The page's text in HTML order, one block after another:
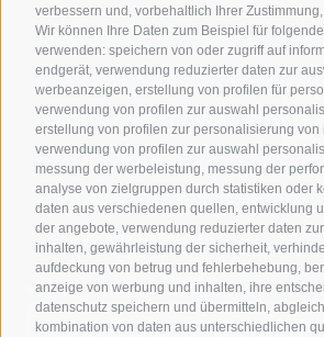
verbessern und, vorbehaltlich Ihrer
Wir können Ihre Daten zum Beispiel für
verwenden: speichern von oder zugriff auf
endgerät, verwendung reduzierter daten zur
werbeanzeigen, erstellung von profilen für
verwendung von profilen zur auswahl
erstellung von profilen zur personalisierung von
verwendung von profilen zur auswahl
messung der werbeleistung, messung der
analyse von zielgruppen durch statistiken oder
daten aus verschiedenen quellen, entwicklung
der angebote, verwendung reduzierter daten
inhalten, gewährleistung der sicherheit,
aufdeckung von betrug und fehlerbehebung,
anzeige von werbung und inhalten, ihre
datenschutz speichern und übermitteln,
kombination von daten aus unterschiedlichen